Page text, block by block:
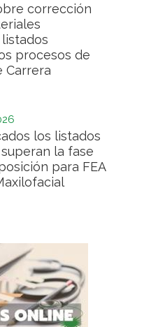
corrección
procesos de
Carrera
los listados
la fase
para FEA